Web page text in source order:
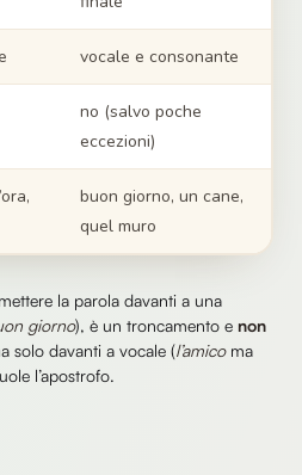
vocale e consonante
no (salvo poche
eccezioni)
buon giorno, un cane,
quel muro
la parola davanti a una
giorno), è un troncamento e non
solo davanti a vocale (l’amicoma
l’apostrofo.